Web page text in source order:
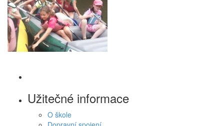
Užitečné informace
O škole